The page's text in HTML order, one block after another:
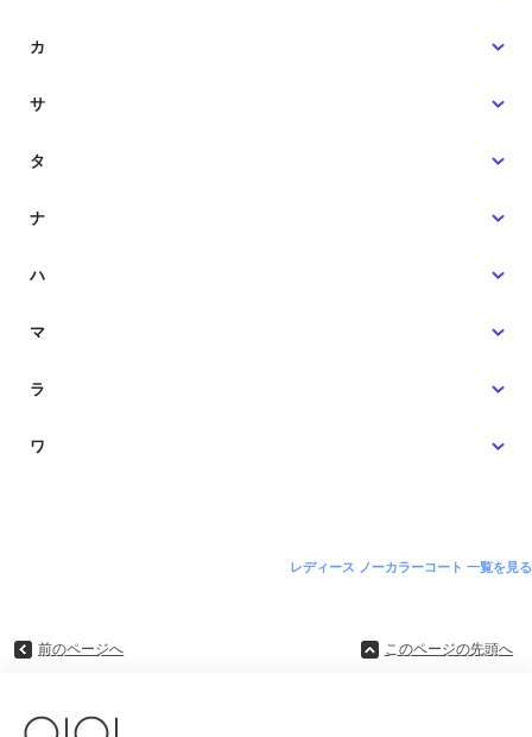
カ
サ
タ
ナ
ハ
マ
ラ
ワ
レディース ノーカラーコート 一覧を見る
前のページへ このページの先頭へ